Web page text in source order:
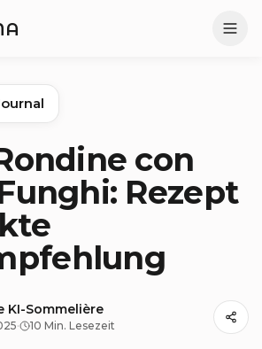
con
Rezept
KI-Sommelière
· 10 Min. Lesezeit